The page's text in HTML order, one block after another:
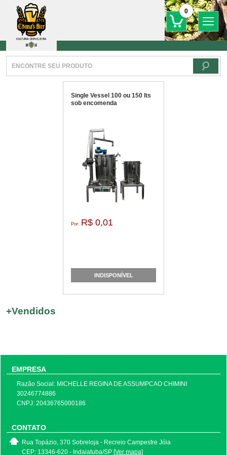
0
Single Vessel 100 ou 150 lts
sob encomenda
Por: R$ 0,01
INDISPONÍVEL
+Vendidos
EMPRESA
Razão Social: MICHELLE REGINA DE ASSUMPCAO CHIMINI
30246774886
CNPJ: 20436765000186
CONTATO
Rua Topázio, 370 Sobreloja - Recreio Campestre Jóia
CEP: 13346-620 - Indaiatuba/SP [Ver mapa]